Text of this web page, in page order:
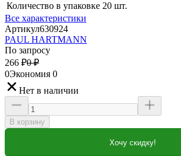
Количество в упаковке 20 шт.
Все характеристики
Артикул630924
PAUL HARTMANN
По запросу
266 ₽0 ₽
0Экономия 0
Нет в наличии
В корзину
Хочу скидку!